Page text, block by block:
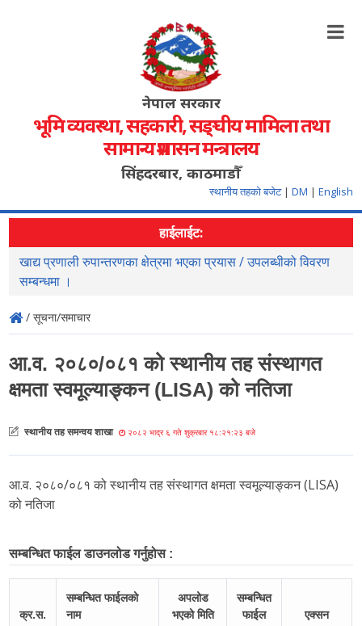
नेपाल सरकार
भूमि व्यवस्था, सहकारी, सङ्‍घीय मामिला तथा
सामान्य प्रशासन मन्त्रालय
सिंहदरबार, काठमाडौँ
स्थानीय तहको बजेट | DM | English
हाईलाईट:
खाद्य प्रणाली रुपान्तरणका क्षेत्रमा भएका प्रयास / उपलब्धीको विवरण
सम्बन्धमा ।
/ सूचना/समाचार
आ.व. २०८०/०८१ को स्थानीय तह संस्थागत
क्षमता स्वमूल्याङ्कन (LISA) को नतिजा
स्थानीय तह समन्वय शाखा २०८२ भाद्र ६ गते शुक्रबार १८:२१:२३ बजे
आ.व. २०८०/०८१ को स्थानीय तह संस्थागत क्षमता स्वमूल्याङ्कन (LISA)
को नतिजा
सम्बन्धित फाईल डाउनलोड गर्नुहोस :
क्र.स.
सम्बन्धित फाईलको
नाम
अपलोड
भएको मिति
सम्बन्धित
फाईल
एक्सन